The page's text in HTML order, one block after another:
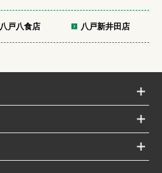
八戸八食店 八戸新井田店